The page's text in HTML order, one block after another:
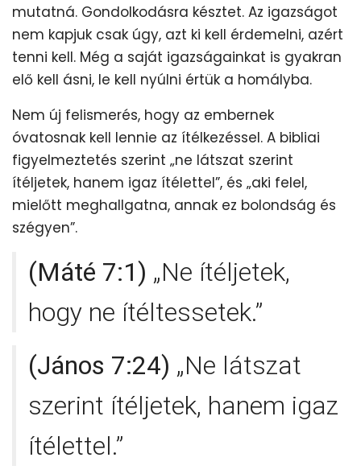
mutatná. Gondolkodásra késztet. Az igazságot
nem kapjuk csak úgy, azt ki kell érdemelni, azért
tenni kell. Még a saját igazságainkat is gyakran
elő kell ásni, le kell nyúlni értük a homályba.
Nem új felismerés, hogy az embernek
óvatosnak kell lennie az ítélkezéssel. A bibliai
figyelmeztetés szerint „ne látszat szerint
ítéljetek, hanem igaz ítélettel”, és „aki felel,
mielőtt meghallgatna, annak ez bolondság és
szégyen”.
(Máté 7:1) „Ne ítéljetek,
hogy ne ítéltessetek.”
(János 7:24) „Ne látszat
szerint ítéljetek, hanem igaz
ítélettel.”